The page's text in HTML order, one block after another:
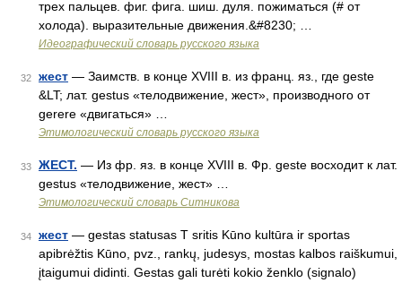
трех пальцев. фиг. фига. шиш. дуля. пожиматься (# от
холода). выразительные движения.&#8230; …
Идеографический словарь русского языка
32 жест — Заимств. в конце XVIII в. из франц. яз., где geste
&LT; лат. gestus «телодвижение, жест», производного от
gerere «двигаться» …
Этимологический словарь русского языка
33 ЖЕСТ. — Из фр. яз. в конце XVIII в. Фр. geste восходит к лат.
gestus «телодвижение, жест» …
Этимологический словарь Ситникова
34 жест — gestas statusas T sritis Kūno kultūra ir sportas
apibrėžtis Kūno, pvz., rankų, judesys, mostas kalbos raiškumui,
įtaigumui didinti. Gestas gali turėti kokio ženklo (signalo)